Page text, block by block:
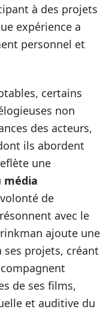
à des projets
expérience a
personnel et
certains
non
des acteurs,
ils abordent
une
média
de
avec le
ajoute une
projets, créant
de ses films,
et auditive du